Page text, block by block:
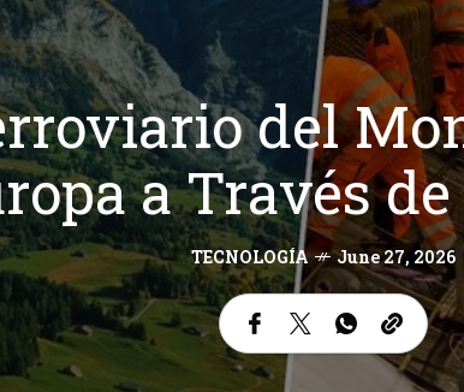
del
a Través
TECNOLOGÍA June 27, 2026